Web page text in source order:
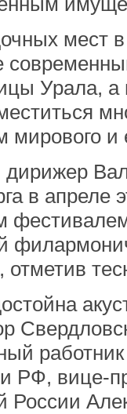
мест
Урала,
мирового и
в апреле
, отметив
РФ, вице-
России